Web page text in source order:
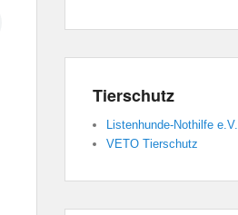
Tierschutz
Listenhunde-Nothilfe e.V.
VETO Tierschutz